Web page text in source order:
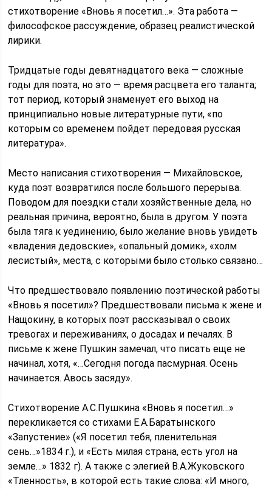
стихотворение «Вновь я посетил…». Эта работа —
философское рассуждение, образец реалистической
лирики.
Тридцатые годы девятнадцатого века — сложные
годы для поэта, но это — время расцвета его таланта;
тот период, который знаменует его выход на
принципиально новые литературные пути, «по
которым со временем пойдет передовая русская
литература».
Место написания стихотворения — Михайловское,
куда поэт возвратился после большого перерыва.
Поводом для поездки стали хозяйственные дела, но
реальная причина, вероятно, была в другом. У поэта
была тяга к уединению, было желание вновь увидеть
«владения дедовские», «опальный домик», «холм
лесистый», места, с которыми было столько связано…
Что предшествовало появлению поэтической работы
«Вновь я посетил»? Предшествовали письма к жене и
Нащокину, в которых поэт рассказывал о своих
тревогах и переживаниях, о досадах и печалях. В
письме к жене Пушкин замечал, что писать еще не
начинал, хотя, «…Сегодня погода пасмурная. Осень
начинается. Авось засяду».
Стихотворение А.С.Пушкина «Вновь я посетил…»
перекликается со стихами Е.А.Баратынского
«Запустение» («Я посетил тебя, пленительная
сень…»1834 г.), и «Есть милая страна, есть угол на
земле…» 1832 г). А также с элегией В.А.Жуковского
«Тленность», в которой есть такие слова: «И много,